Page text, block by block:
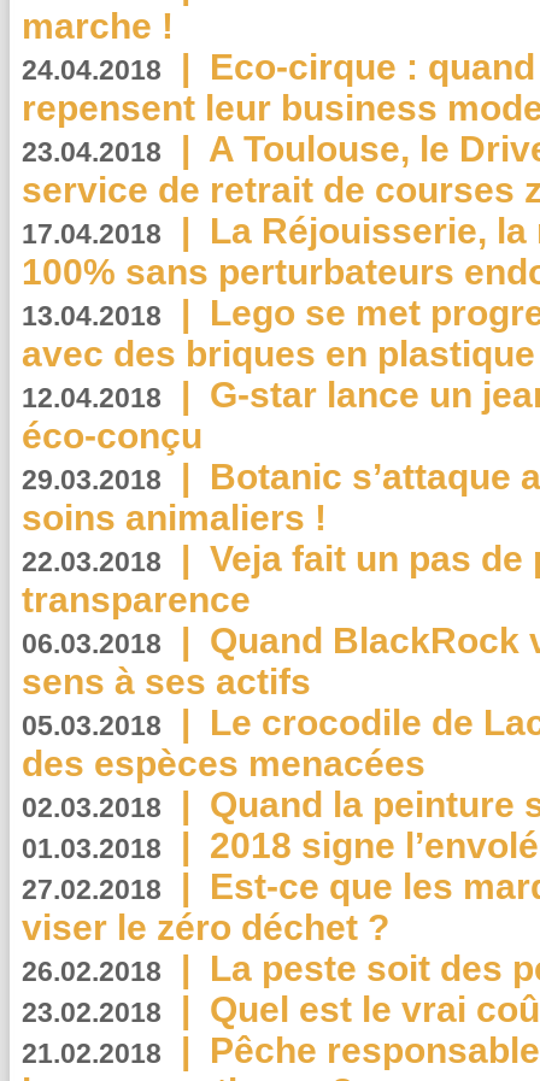
marche !
24.04.2018 | Eco-cirque :
repensent leur business
23.04.2018 | A Toulouse, le
service de retrait de courses
17.04.2018 | La Réjouisserie,
100% sans perturbateurs
13.04.2018 | Lego se met
avec des briques en
12.04.2018 | G-star lance un
éco-conçu
29.03.2018 | Botanic s’attaque
soins animaliers !
22.03.2018 | Veja fait un pas de
transparence
06.03.2018 | Quand BlackRock
sens à ses actifs
05.03.2018 | Le crocodile de
des espèces menacées
02.03.2018 | Quand la peinture
01.03.2018 | 2018 signe
27.02.2018 | Est-ce que les
viser le zéro déchet ?
26.02.2018 | La peste soit des
23.02.2018 | Quel est le vrai
21.02.2018 | Pêche